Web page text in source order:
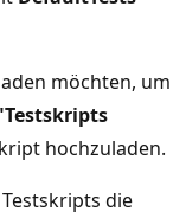
möchten, um
hochzuladen.
die